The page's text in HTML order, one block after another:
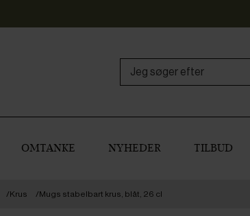
OMTANKE NYHEDER TILBUD
Krus Mugs stabelbart krus, blåt, 26 cl